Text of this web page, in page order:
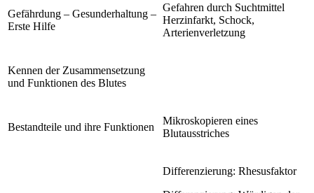
Gefährdung – Gesunderhaltung –
Erste Hilfe
Gefahren durch Suchtmittel
Herzinfarkt, Schock,
Arterienverletzung
Kennen der Zusammensetzung
und Funktionen des Blutes
Bestandteile und ihre Funktionen
Mikroskopieren eines
Blutausstriches
Differenzierung: Rhesusfaktor